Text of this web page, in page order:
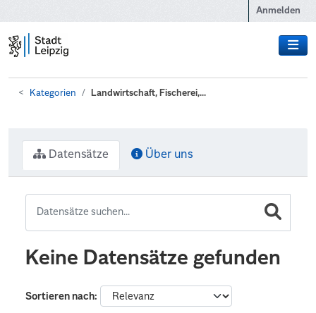
Anmelden
Kategorien Landwirtschaft, Fischerei,...
Datensätze Über uns
Keine Datensätze gefunden
Sortieren nach